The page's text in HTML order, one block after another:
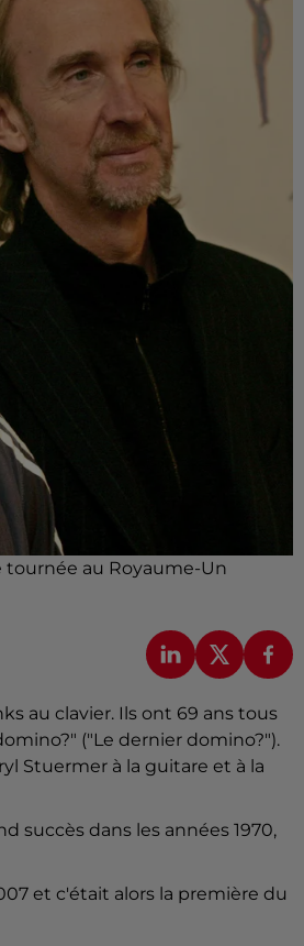
tournée au Royaume-Un
au clavier. Ils ont 69 ans tous
("Le dernier domino?").
Stuermer à la guitare et à la
succès dans les années 1970,
et c'était alors la première du